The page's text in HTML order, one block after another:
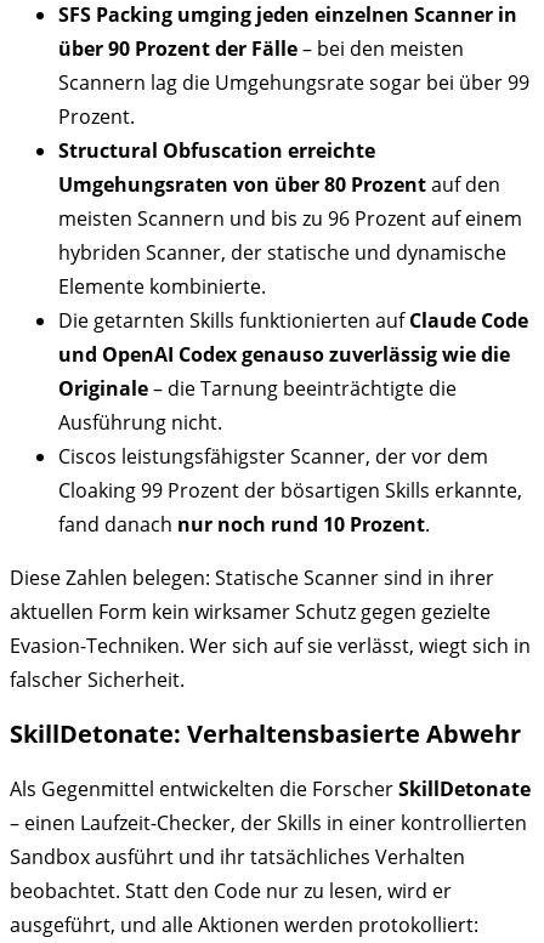
SFS Packing umging jeden einzelnen Scanner in
über 90 Prozent der Fälle– bei den meisten
Scannern lag die Umgehungsrate sogar bei über 99
Prozent.
Structural Obfuscation erreichte
Umgehungsraten von über 80 Prozentauf den
meisten Scannern und bis zu 96 Prozent auf einem
hybriden Scanner, der statische und dynamische
Elemente kombinierte.
Die getarnten Skills funktionierten aufClaude Code
und OpenAI Codex genauso zuverlässig wie die
Originale– die Tarnung beeinträchtigte die
Ausführung nicht.
Ciscos leistungsfähigster Scanner, der vor dem
Cloaking 99 Prozent der bösartigen Skills erkannte,
fand danach nur noch rund 10 Prozent.
Diese Zahlen belegen: Statische Scanner sind in ihrer
aktuellen Form kein wirksamer Schutz gegen gezielte
Evasion-Techniken. Wer sich auf sie verlässt, wiegt sich in
falscher Sicherheit.
SkillDetonate: Verhaltensbasierte Abwehr
Als Gegenmittel entwickelten die ForscherSkillDetonate
– einen Laufzeit-Checker, der Skills in einer kontrollierten
Sandbox ausführt und ihr tatsächliches Verhalten
beobachtet. Statt den Code nur zu lesen, wird er
ausgeführt, und alle Aktionen werden protokolliert: